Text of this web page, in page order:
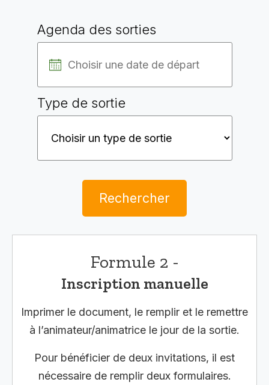
Agenda des sorties
Type de sortie
Rechercher
Formule 2 -
Inscription manuelle
Imprimer le document, le remplir et le remettre
à l’animateur/animatrice le jour de la sortie.
Pour bénéficier de deux invitations, il est
nécessaire de remplir deux formulaires.